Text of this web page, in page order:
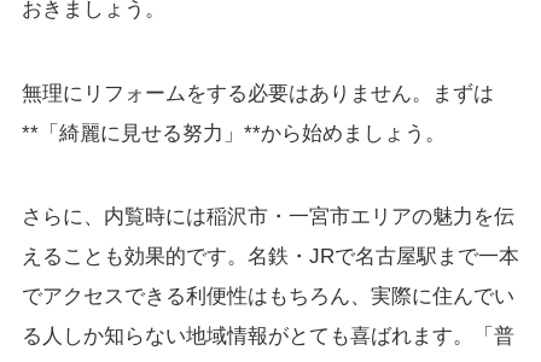
おきましょう。
無理にリフォームをする必要はありません。まずは
**「綺麗に見せる努力」**から始めましょう。
さらに、内覧時には稲沢市・一宮市エリアの魅力を伝
えることも効果的です。名鉄・JRで名古屋駅まで一本
でアクセスできる利便性はもちろん、実際に住んでい
る人しか知らない地域情報がとても喜ばれます。「普